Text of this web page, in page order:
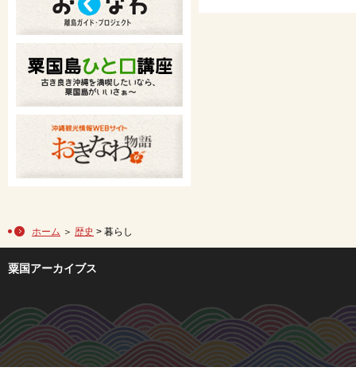
ホーム ＞ 歴史 > 暮らし
粟国アーカイブス